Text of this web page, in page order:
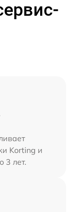
Korting и
3 лет.